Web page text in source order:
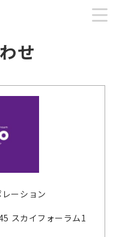
せ
ーション
スカイフォーラム1